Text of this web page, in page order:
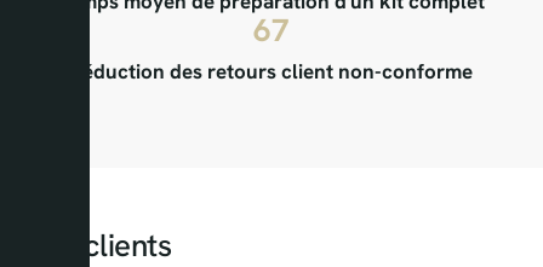
67
Réduction des retours client non-conforme
Cas clients